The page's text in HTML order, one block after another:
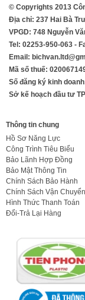
© Copyrights 2013
Địa chỉ: 237 Hai Bà
VPGD: 748 Nguyễn
Tel: 02253-950-063 -
Email:
Mã số thuế:
Số đăng ký kinh
Sở kế hoạch đầu tư
Thông tin chung
Hồ Sơ Năng Lực
Công Trình Tiêu Biểu
Bảo Lãnh Hợp Đồng
Bảo Mật Thông Tin
Chính Sách Bảo Hành
Chính Sách Vận Chuyển
Hình Thức Thanh Toán
Đổi-Trả Lại Hàng